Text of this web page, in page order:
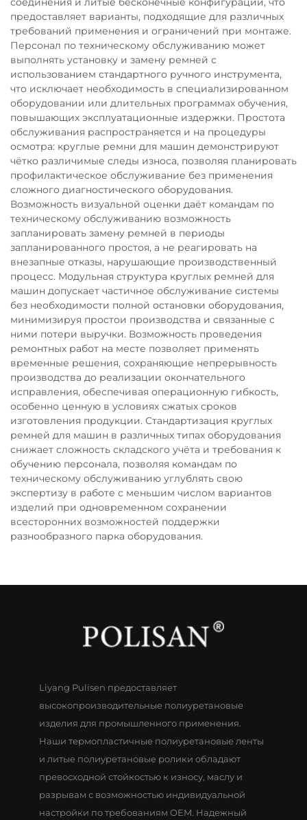
предоставляет варианты, подходящие для различных
требований применения и ограничений при монтаже.
Персонал по техническому обслуживанию может
выполнять установку и замену ремней с
использованием стандартного ручного инструмента,
что исключает необходимость в специализированном
оборудовании или длительных программах обучения,
повышающих эксплуатационные издержки. Простота
обслуживания распространяется и на процедуры
осмотра: круглые ремни для машин демонстрируют
чётко различимые следы износа, позволяя планировать
профилактическое обслуживание без применения
сложного диагностического оборудования.
Возможность визуальной оценки даёт командам по
техническому обслуживанию возможность
запланировать замену ремней в периоды
запланированного простоя, а не реагировать на
внезапные отказы, нарушающие производственный
процесс. Модульная структура круглых ремней для
машин допускает частичное обслуживание системы
без необходимости полной остановки оборудования,
минимизируя простои производства и связанные с
ними потери выручки. Возможность проведения
ремонтных работ на месте позволяет применять
временные решения, сохраняющие непрерывность
производства до реализации окончательного
исправления, обеспечивая операционную гибкость,
особенно ценную в условиях сжатых сроков
изготовления продукции. Стандартизация круглых
ремней для машин в различных типах оборудования
снижает сложность складского учёта и требования к
обучению персонала, позволяя командам по
техническому обслуживанию углублять свою
экспертизу в работе с меньшим числом вариантов
изделий при одновременном сохранении
всесторонних возможностей поддержки
разнообразного парка оборудования.
Liyang Pulisen предоставляет
высокопроизводительные полиуретановые
изделия для промышленного применения.
Наши термопластичные полиуретановые ленты
и литые полиуретановые ролики обладают
превосходной стойкостью к износу, маслу и
разрывам с возможностью индивидуальной
настройки по требованиям OEM. Надежный